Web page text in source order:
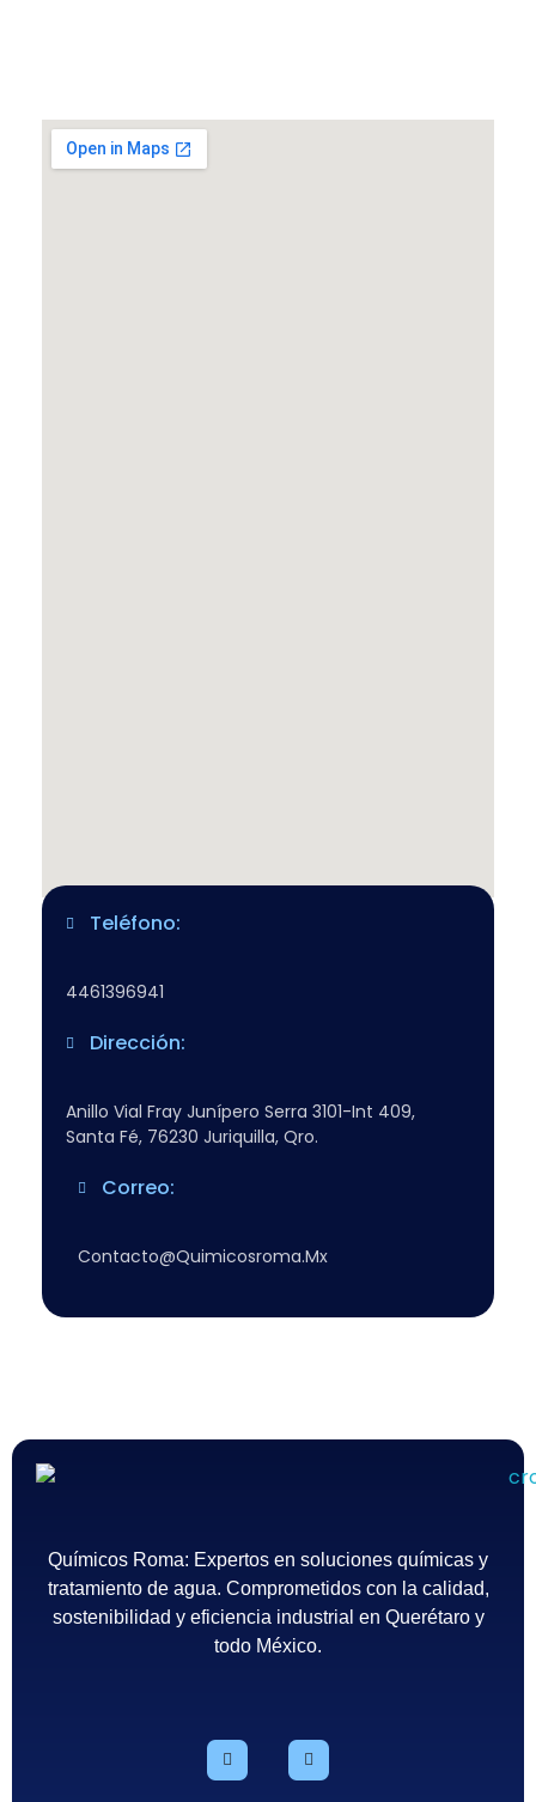
Teléfono:
4461396941
Dirección:
Anillo Vial Fray Junípero Serra 3101-Int 409,
Santa Fé, 76230 Juriquilla, Qro.
Correo:
Contacto@quimicosroma.mx
Químicos Roma: Expertos en soluciones químicas y
tratamiento de agua. Comprometidos con la calidad,
sostenibilidad y eficiencia industrial en Querétaro y
todo México.